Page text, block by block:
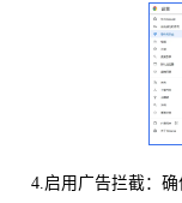
4.启用广告拦截：